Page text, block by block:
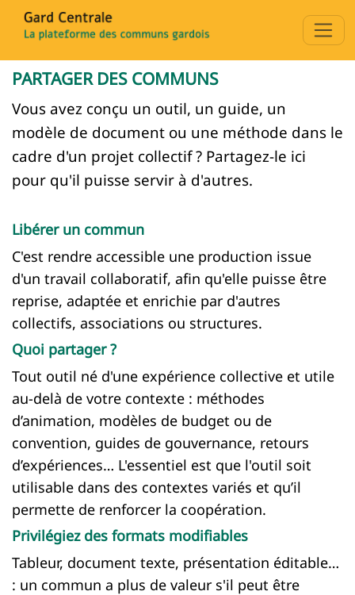
PARTAGER DES COMMUNS
Vous avez conçu un outil, un guide, un
modèle de document ou une méthode dans le
cadre d'un projet collectif ? Partagez-le ici
pour qu'il puisse servir à d'autres.
Libérer un commun
C'est rendre accessible une production issue
d'un travail collaboratif, afin qu'elle puisse être
reprise, adaptée et enrichie par d'autres
collectifs, associations ou structures.
Quoi partager ?
Tout outil né d'une expérience collective et utile
au-delà de votre contexte : méthodes
d’animation, modèles de budget ou de
convention, guides de gouvernance, retours
d’expériences… L'essentiel est que l'outil soit
utilisable dans des contextes variés et qu’il
permette de renforcer la coopération.
Privilégiez des formats modifiables
Tableur, document texte, présentation éditable…
: un commun a plus de valeur s'il peut être